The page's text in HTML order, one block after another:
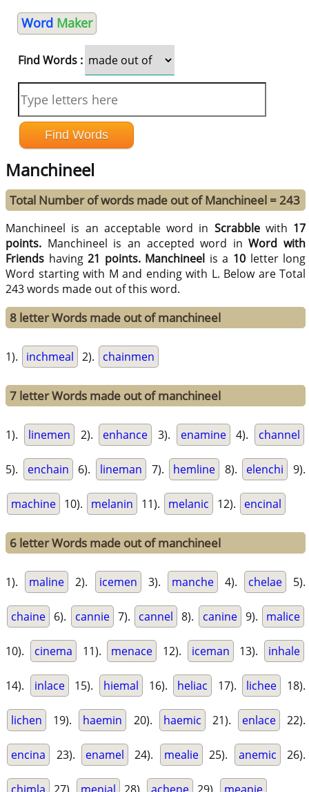
Word Maker
Find Words :
Manchineel
Total Number of words made out of Manchineel = 243
Manchineel is an acceptable word in Scrabblewith 17
points. Manchineel is an accepted word inWord with
Friends having21 points. Manchineel is a 10letter long
Word starting with M and ending with L. Below are Total
243 words made out of this word.
8 letter Words made out of manchineel
1). inchmeal 2). chainmen
7 letter Words made out of manchineel
1). linemen 2). enhance 3). enamine 4). channel
5). enchain 6). lineman 7). hemline 8). elenchi 9).
machine 10). melanin 11). melanic 12). encinal
6 letter Words made out of manchineel
1). maline 2). icemen 3). manche 4). chelae 5).
chaine 6). cannie 7). cannel 8). canine 9). malice
10). cinema 11). menace 12). iceman 13). inhale
14). inlace 15). hiemal 16). heliac 17). lichee 18).
lichen 19). haemin 20). haemic 21). enlace 22).
encina 23). enamel 24). mealie 25). anemic 26).